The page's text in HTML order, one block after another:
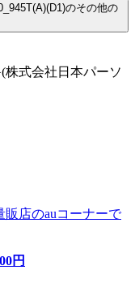
のその他の
式会社日本パーソ
販店のauコーナーで
円